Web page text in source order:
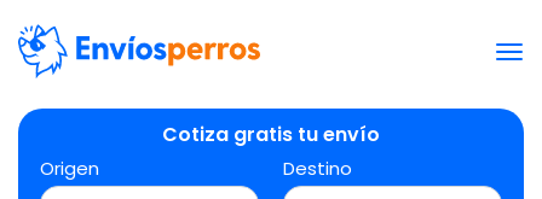
Cotiza gratis tu envío
Origen Destino